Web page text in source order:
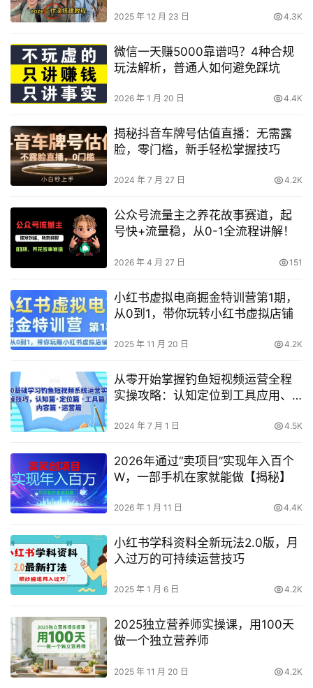
2025 年 12 月 23 日 4.3K
微信一天赚5000靠谱吗？4种合规
玩法解析，普通人如何避免踩坑
2026 年 1 月 20 日 4.4K
揭秘抖音车牌号估值直播：无需露
脸，零门槛，新手轻松掌握技巧
2024 年 7 月 27 日 4.2K
公众号流量主之养花故事赛道，起
号快+流量稳，从0-1全流程讲解！
2026 年 4 月 27 日 151
小红书虚拟电商掘金特训营第1期，
从0到1，带你玩转小红书虚拟店铺
2025 年 11 月 20 日 4.2K
从零开始掌握钓鱼短视频运营全程
实操攻略：认知定位到工具应用、
2024 年 7 月 1 日 4.5K
2026年通过“卖项目”实现年入百个
W，一部手机在家就能做【揭秘】
2026 年 1 月 11 日 4.4K
小红书学科资料全新玩法2.0版，月
入过万的可持续运营技巧
2025 年 1 月 6 日 4.2K
2025独立营养师实操课，用100天
做一个独立营养师
2025 年 11 月 20 日 4.2K